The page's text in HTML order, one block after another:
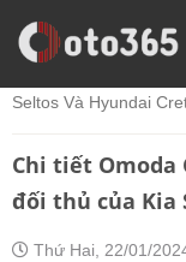
Trang Chủ
Tin Xe
Seltos Và Hyundai
Chi tiết Omoda
đối thủ của Kia
Thứ Hai, 22/01/